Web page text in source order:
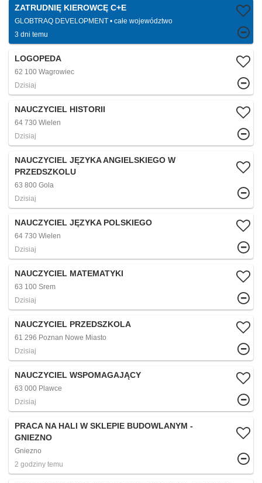
ZATRUDNIĘ KIEROWCĘ C+E
GLOBTRAQ DEVELOPMENT
całe województwo
3 dni temu
LOGOPEDA
62 100 Wagrowiec
Dzisiaj
NAUCZYCIEL HISTORII
64 730 Wielen
Dzisiaj
NAUCZYCIEL JĘZYKA ANGIELSKIEGO W
PRZEDSZKOLU
63 800 Gola
Dzisiaj
NAUCZYCIEL JĘZYKA POLSKIEGO
64 730 Wielen
Dzisiaj
NAUCZYCIEL MATEMATYKI
63 100 Srem
Dzisiaj
NAUCZYCIEL PRZEDSZKOLA
61 296 Poznan Nowe Miasto
Dzisiaj
NAUCZYCIEL WSPOMAGAJĄCY
63 000 Plawce
Dzisiaj
PRACA NA HALI W SKLEPIE BUDOWLANYM -
GNIEZNO
Gniezno
2 godziny temu